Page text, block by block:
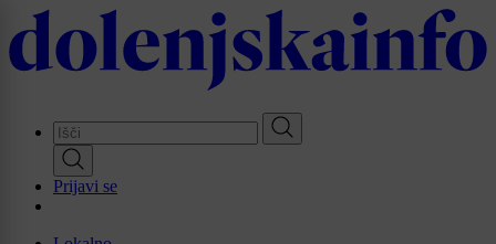
Skip
to
main
Prijavi se